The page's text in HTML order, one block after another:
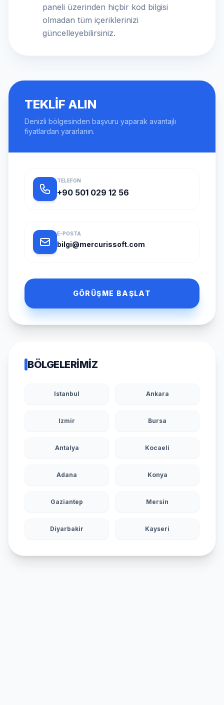
paneli üzerinden hiçbir kod bilgisi
olmadan tüm içeriklerinizi
güncelleyebilirsiniz.
TEKLIF ALIN
Denizli bölgesinden başvuru yaparak avantajlı
fiyatlardan yararlanın.
TELEFON
+90 501 029 12 56
E-POSTA
bilgi@mercurissoft.com
GÖRÜŞME BAŞLAT
BÖLGELERIMIZ
Istanbul Ankara
Izmir Bursa
Antalya Kocaeli
Adana Konya
Gaziantep Mersin
Diyarbakir Kayseri